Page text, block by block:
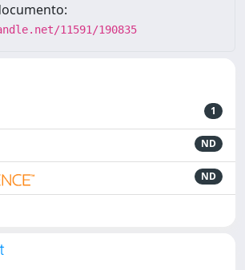
11591/190835
1
ND
ND